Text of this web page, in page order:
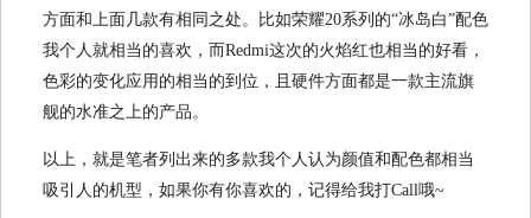
方面和上面几款有相同之处。比如荣耀20系列的“冰岛白”配色
我个人就相当的喜欢，而Redmi这次的火焰红也相当的好看，
色彩的变化应用的相当的到位，且硬件方面都是一款主流旗
舰的水准之上的产品。
以上，就是笔者列出来的多款我个人认为颜值和配色都相当
吸引人的机型，如果你有你喜欢的，记得给我打Call哦~